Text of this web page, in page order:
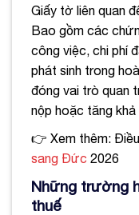
Giấy tờ liên quan
Bao gồm các
công việc, chi phí
phát sinh trong
đóng vai trò quan
nộp hoặc tăng
👉 Xem thêm:
sang Đức 2026
Những trường
thuế